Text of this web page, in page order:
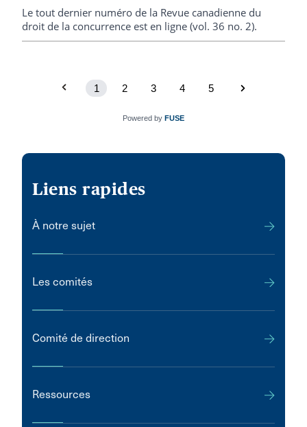
Le tout dernier numéro de la Revue canadienne du
droit de la concurrence est en ligne (vol. 36 no. 2).
1 2 3 4 5
Powered by FUSE
Liens rapides
À notre sujet
Les comités
Comité de direction
Ressources